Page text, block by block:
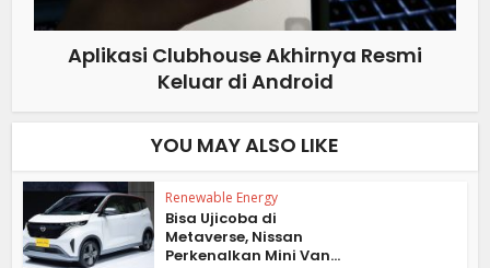
Aplikasi Clubhouse Akhirnya Resmi
Keluar di Android
YOU MAY ALSO LIKE
Renewable Energy
Bisa Ujicoba di
Metaverse, Nissan
Perkenalkan Mini Van...